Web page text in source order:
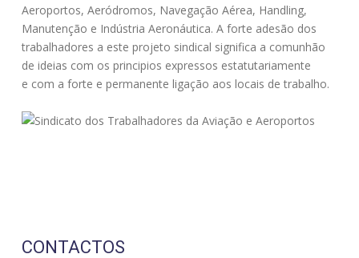
Aeroportos, Aeródromos, Navegação Aérea, Handling,
Manutenção e Indústria Aeronáutica. A forte adesão dos
trabalhadores a este projeto sindical significa a comunhão
de ideias com os principios expressos estatutariamente
e com a forte e permanente ligação aos locais de trabalho.
CONTACTOS